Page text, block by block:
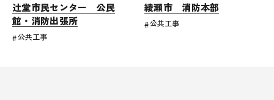
辻堂市民センター 公民
館・消防出張所
公共工事
綾瀬市 消防本部
公共工事